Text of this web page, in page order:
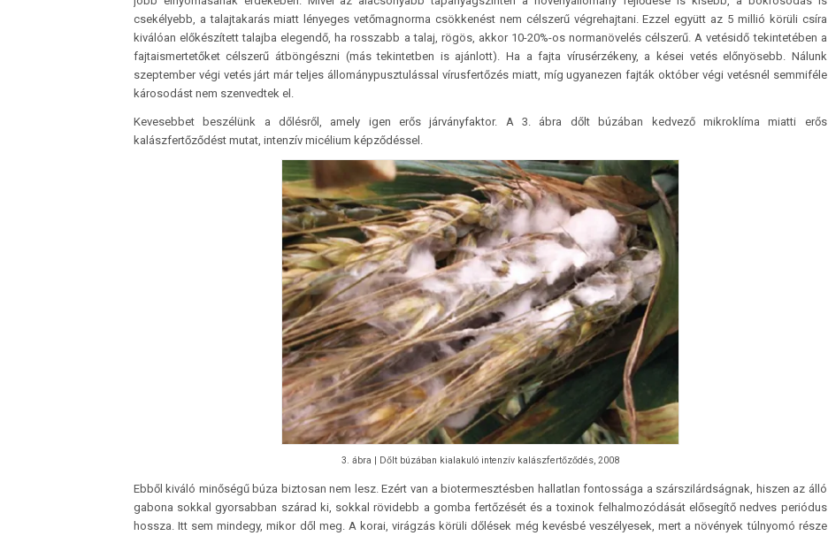
csekélyebb, a talajtakarás miatt lényeges vetőmagnorma csökkenést nem célszerű végrehajtani. Ezzel együtt az 5 millió körüli csíra
kiválóan előkészített talajba elegendő, ha rosszabb a talaj, rögös, akkor 10-20%-os normanövelés célszerű. A vetésidő tekintetében a
fajtaismertetőket célszerű átböngészni (más tekintetben is ajánlott). Ha a fajta vírusérzékeny, a kései vetés előnyösebb. Nálunk
szeptember végi vetés járt már teljes állománypusztulással vírusfertőzés miatt, míg ugyanezen fajták október végi vetésnél semmiféle
károsodást nem szenvedtek el.
Kevesebbet beszélünk a dőlésről, amely igen erős járványfaktor. A 3. ábra dőlt búzában kedvező mikroklíma miatti erős
kalászfertőződést mutat, intenzív micélium képződéssel.
3. ábra | Dőlt búzában kialakuló intenzív kalászfertőződés, 2008
Ebből kiváló minőségű búza biztosan nem lesz. Ezért van a biotermesztésben hallatlan fontossága a szárszilárdságnak, hiszen az álló
gabona sokkal gyorsabban szárad ki, sokkal rövidebb a gomba fertőzését és a toxinok felhalmozódását elősegítő nedves periódus
hossza. Itt sem mindegy, mikor dől meg. A korai, virágzás körüli dőlések még kevésbé veszélyesek, mert a növények túlnyomó része